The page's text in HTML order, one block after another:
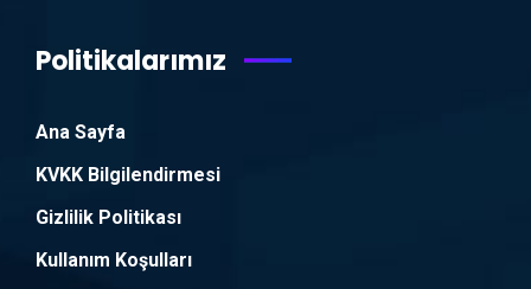
Politikalarımız
Ana Sayfa
KVKK Bilgilendirmesi
Gizlilik Politikası
Kullanım Koşulları